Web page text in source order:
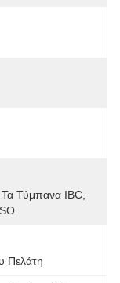
Τύμπανα IBC,
Πελάτη